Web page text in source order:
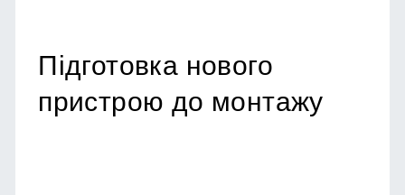
Підготовка нового
пристрою до монтажу